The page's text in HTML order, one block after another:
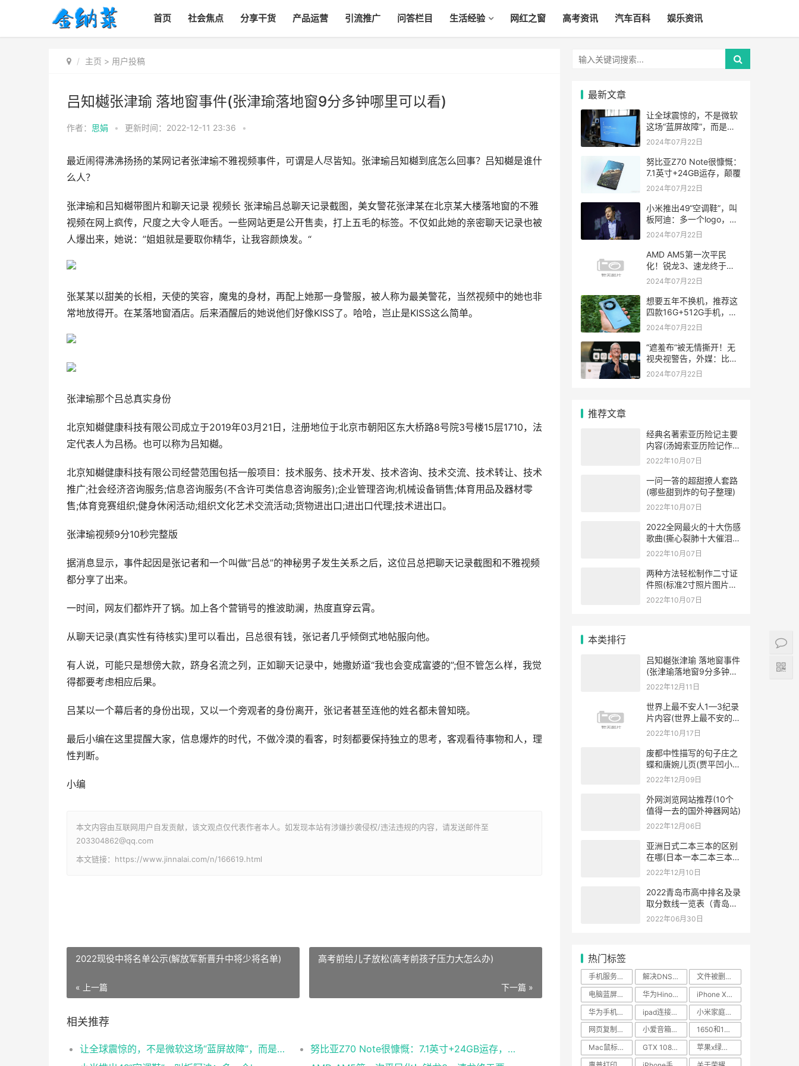
首页 社会焦点 分享干货 产品运营 引流推广 问答栏目 生活经验 网红之窗 高考资讯 汽车百科 娱乐资讯
主页 > 用户投稿
吕知樾张津瑜 落地窗事件(张津瑜落地窗9分多钟哪里可以看)
作者： 思娟 • 更新时间：2022-12-11 23:36 •
最近闹得沸沸扬扬的某网记者张津瑜不雅视频事件，可谓是人尽皆知。张津瑜吕知樾到底怎么回事？吕知樾是谁什
么人？
张津瑜和吕知樾带图片和聊天记录 视频长 张津瑜吕总聊天记录截图，美女警花张津某在北京某大楼落地窗的不雅
视频在网上疯传，尺度之大令人咂舌。一些网站更是公开售卖，打上五毛的标签。不仅如此她的亲密聊天记录也被
人爆出来，她说：”姐姐就是要取你精华，让我容颜焕发。“
张某某以甜美的长相，天使的笑容，魔鬼的身材，再配上她那一身警服，被人称为最美警花，当然视频中的她也非
常地放得开。在某落地窗酒店。后来酒醒后的她说他们好像KISS了。哈哈，岂止是KISS这么简单。
张津瑜那个吕总真实身份
北京知樾健康科技有限公司成立于2019年03月21日，注册地位于北京市朝阳区东大桥路8号院3号楼15层1710，法
定代表人为吕杨。也可以称为吕知樾。
北京知樾健康科技有限公司经营范围包括一般项目：技术服务、技术开发、技术咨询、技术交流、技术转让、技术
推广;社会经济咨询服务;信息咨询服务(不含许可类信息咨询服务);企业管理咨询;机械设备销售;体育用品及器材零
售;体育竞赛组织;健身休闲活动;组织文化艺术交流活动;货物进出口;进出口代理;技术进出口。
张津瑜视频9分10秒完整版
据消息显示，事件起因是张记者和一个叫做“吕总”的神秘男子发生关系之后，这位吕总把聊天记录截图和不雅视频
都分享了出来。
一时间，网友们都炸开了锅。加上各个营销号的推波助澜，热度直穿云霄。
从聊天记录(真实性有待核实)里可以看出，吕总很有钱，张记者几乎倾倒式地帖服向他。
有人说，可能只是想傍大款，跻身名流之列，正如聊天记录中，她撒娇道“我也会变成富婆的”;但不管怎么样，我觉
得都要考虑相应后果。
吕某以一个幕后者的身份出现，又以一个旁观者的身份离开，张记者甚至连他的姓名都未曾知晓。
最后小编在这里提醒大家，信息爆炸的时代，不做冷漠的看客，时刻都要保持独立的思考，客观看待事物和人，理
性判断。
小编
本文内容由互联网用户自发贡献，该文观点仅代表作者本人。如发现本站有涉嫌抄袭侵权/违法违规的内容，请发送邮件至
203304862@qq.com
本文链接：https://www.jinnalai.com/n/166619.html
2022现役中将名单公示(解放军新晋升中将少将名单)
« 上一篇
高考前给儿子放松(高考前孩子压力大怎么办)
下一篇 »
相关推荐
让全球震惊的，不是微软这场“蓝屏故障”，而是中国去美化的成功
努比亚Z70 Note很慷慨：7.1英寸+24GB运存，颠覆认知
最新文章
让全球震惊的，不是微软
这场“蓝屏故障”，而是中
国去美化的成功
2024年07月22日
努比亚Z70 Note很慷慨：
7.1英寸+24GB运存，颠覆
2024年07月22日
小米推出49“空调鞋”，叫
板阿迪：多一个logo，你
就卖上千
2024年07月22日
AMD AM5第一次平民
化！锐龙3、速龙终于要
回来了
2024年07月22日
想要五年不换机，推荐这
四款16G+512G手机，高
配低价，都
2024年07月22日
“遮羞布”被无情撕开！无
视央视警告，外媒：比亚
迪还是“下水”
2024年07月22日
推荐文章
经典名著索亚历险记主要
内容(汤姆索亚历险记作者
简介)
2022年10月07日
一问一答的超甜撩人套路
(哪些甜到炸的句子整理)
2022年10月07日
2022全网最火的十大伤感
歌曲(撕心裂肺十大催泪情
歌排名)
2022年10月07日
两种方法轻松制作二寸证
件照(标准2寸照片图片大
小)
2022年10月07日
本类排行
吕知樾张津瑜 落地窗事件
(张津瑜落地窗9分多钟哪
里可以看)
2022年12月11日
世界上最不安人1—3纪录
片内容(世界上最不安的纪
录片解说)
2022年10月17日
废都中性描写的句子庄之
蝶和唐婉儿页(贾平凹小说
《废都》)
2022年12月09日
外网浏览网站推荐(10个
值得一去的国外神器网站)
2022年12月06日
亚洲日式二本三本的区别
在哪(日本一本二本三本的
区别)
2022年12月10日
2022青岛市高中排名及录
取分数线一览表（青岛最
好的高中排名
2022年06月30日
热门标签
手机服务密码是啥 解决DNS解析错误的小技巧
文件被删四种恢复方法
电脑蓝屏故障解决方法
华为Hinova9se质量怎么样
iPhone XS MAX报价详情
华为手机怎么刷机解锁密码
ipad连接蓝牙耳机没有声音怎么办
小米家庭音响连接教程
网页复制不了文字怎么办
小爱音箱接入到家庭背景音响系统步骤
1650和1060哪个好
Mac鼠标设置教程
GTX 1080Ti显卡报价
苹果x绿屏是要换内屏了吗